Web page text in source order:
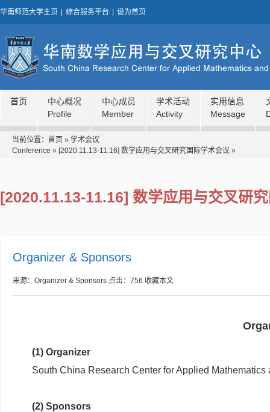
华南师范大学主页 综合服务平台 设为首页
首页
中心概况
Profile
中心成员
Member
学术活动
Activity
实用信息
Message
当前位置： 首页 » 学术会议
Conference » [2020.11.13-11.16] 数学应用与交叉研究国际学术会议 »
[2020.11.13-11.16] 数学应用与交叉研
Organizer & Sponsors
来源：Organizer & Sponsors 点击： 756 收藏本文
(1) Organizer
South China Research Center for Applied
(2) Sponsors